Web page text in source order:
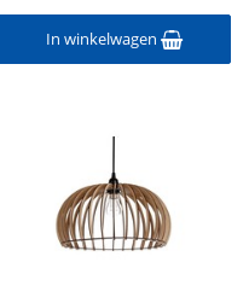
In winkelwagen